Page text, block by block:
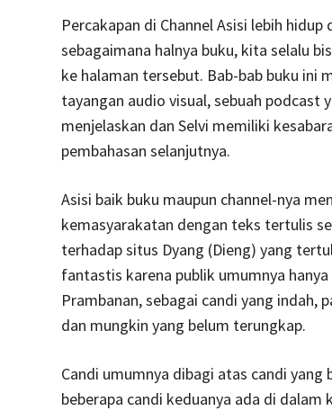
Percakapan di Channel Asisi lebih
sebagaimana halnya buku, kita selalu
ke halaman tersebut. Bab-bab buku ini
tayangan audio visual, sebuah podcast
menjelaskan dan Selvi memiliki
pembahasan selanjutnya.
Asisi baik buku maupun channel-nya
kemasyarakatan dengan teks tertulis
terhadap situs Dyang (Dieng) yang
fantastis karena publik umumnya
Prambanan, sebagai candi yang indah,
dan mungkin yang belum terungkap.
Candi umumnya dibagi atas candi
beberapa candi keduanya ada di dalam